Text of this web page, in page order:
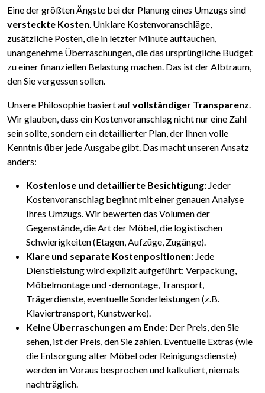
Eine der größten Ängste bei der Planung eines Umzugs sind
versteckte Kosten . Unklare Kostenvoranschläge,
zusätzliche Posten, die in letzter Minute auftauchen,
unangenehme Überraschungen, die das ursprüngliche Budget
zu einer finanziellen Belastung machen. Das ist der Albtraum,
den Sie vergessen sollen.
Unsere Philosophie basiert aufvollständiger Transparenz
Wir glauben, dass ein Kostenvoranschlag nicht nur eine Zahl
sein sollte, sondern ein detaillierter Plan, der Ihnen volle
Kenntnis über jede Ausgabe gibt. Das macht unseren Ansatz
anders:
Kostenlose und detaillierte Besichtigung: Jeder
Kostenvoranschlag beginnt mit einer genauen Analyse
Ihres Umzugs. Wir bewerten das Volumen der
Gegenstände, die Art der Möbel, die logistischen
Schwierigkeiten (Etagen, Aufzüge, Zugänge).
Klare und separate Kostenpositionen: Jede
Dienstleistung wird explizit aufgeführt: Verpackung,
Möbelmontage und -demontage, Transport,
Trägerdienste, eventuelle Sonderleistungen (z.B.
Klaviertransport, Kunstwerke).
Keine Überraschungen am Ende: Der Preis, den Sie
sehen, ist der Preis, den Sie zahlen. Eventuelle Extras (wie
die Entsorgung alter Möbel oder Reinigungsdienste)
werden im Voraus besprochen und kalkuliert, niemals
nachträglich.